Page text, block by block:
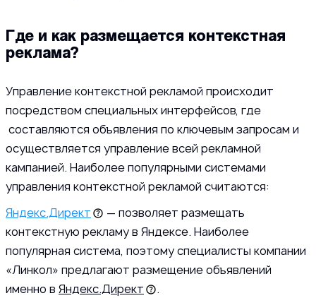
Где и как размещается контекстная
реклама?
Управление контекстной рекламой происходит
посредством специальных интерфейсов, где
составляются объявления по ключевым запросам и
осуществляется управление всей рекламной
кампанией. Наиболее популярными системами
управления контекстной рекламой считаются:
Яндекс.Директ
— позволяет размещать
контекстную рекламу в Яндексе. Наиболее
популярная система, поэтому специалисты компании
«Линкол» предлагают размещение объявлений
именно в Яндекс.Директ
.